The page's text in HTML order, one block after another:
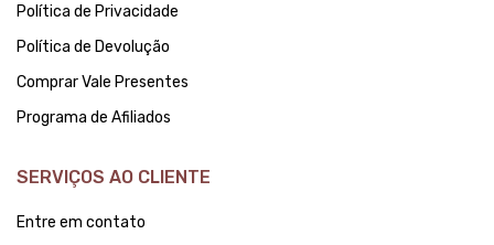
Política de Privacidade
Política de Devolução
Comprar Vale Presentes
Programa de Afiliados
SERVIÇOS AO CLIENTE
Entre em contato